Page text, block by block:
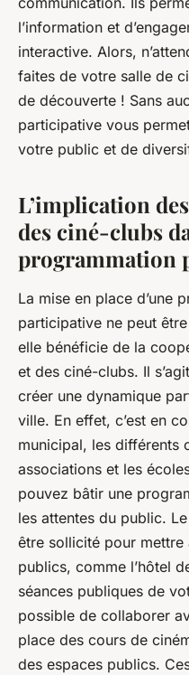
l’information et
interactive. Alors,
faites de votre salle de
de découverte ! Sans
participative vous
votre public et de
L’implication
des ciné-clubs
programmation
La mise en place d’une
participative ne peut
elle bénéficie de la
et des ciné-clubs. Il
créer une dynamique
ville. En effet, c’est en
municipal, les différents
associations et les
pouvez bâtir une
les attentes du public.
être sollicité pour
publics, comme l’hôtel
séances publiques de
possible de collaborer
place des cours de
des espaces publics.